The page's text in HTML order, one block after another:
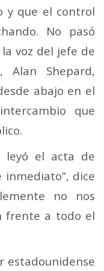
y que el control
No pasó
voz del jefe de
Alan Shepard,
abajo en el
que
leyó el acta de
dice
no nos
frente a todo el
estadounidense